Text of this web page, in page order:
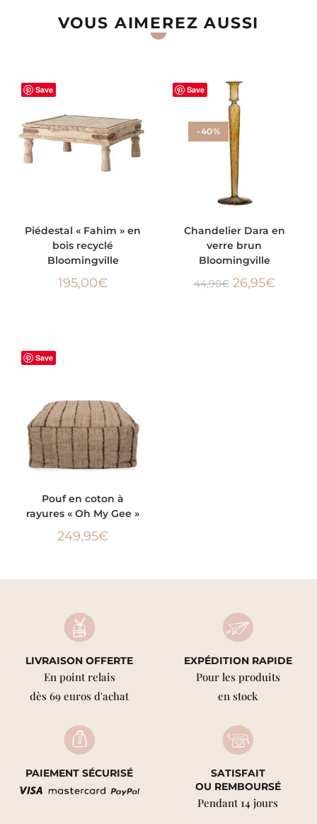
VOUS AIMEREZ AUSSI
Save
Piédestal « Fahim » en
bois recyclé
Bloomingville
195,00€
Save
-40%
Chandelier Dara en
verre brun
Bloomingville
44,90€ 26,95€
Save
Pouf en coton à
rayures « Oh My Gee »
249,95€
LIVRAISON OFFERTE
En point relais
dès 69 euros d'achat
EXPÉDITION RAPIDE
Pour les produits
en stock
PAIEMENT SÉCURISÉ
SATISFAIT
OU REMBOURSÉ
Pendant 14 jours